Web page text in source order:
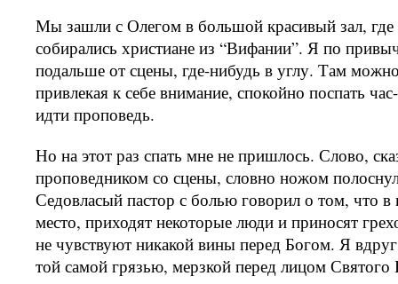
Мы зашли с Олегом в большой красивый зал, где
собирались христиане из “Вифании”. Я по
подальше от сцены, где-нибудь в углу. Там
привлекая к себе внимание, спокойно поспать
идти проповедь.
Но на этот раз спать мне не пришлось. Слово,
проповедником со сцены, словно ножом
Седовласый пастор с болью говорил о том, что в
место, приходят некоторые люди и приносят
не чувствуют никакой вины перед Богом. Я
той самой грязью, мерзкой перед лицом Святого